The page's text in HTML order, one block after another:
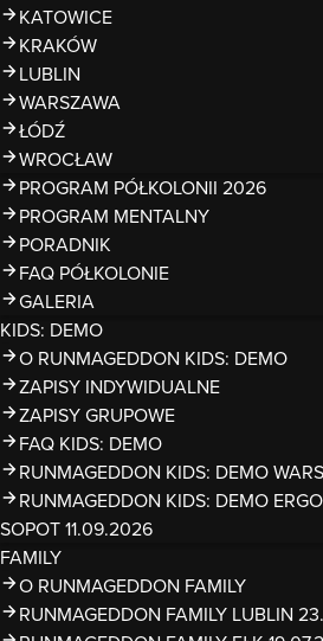
KATOWICE
KRAKÓW
LUBLIN
WARSZAWA
ŁÓDŹ
WROCŁAW
PROGRAM PÓŁKOLONII 2026
PROGRAM MENTALNY
PORADNIK
FAQ PÓŁKOLONIE
GALERIA
KIDS: DEMO
O RUNMAGEDDON KIDS: DEMO
ZAPISY INDYWIDUALNE
ZAPISY GRUPOWE
FAQ KIDS: DEMO
RUNMAGEDDON KIDS: DEMO
RUNMAGEDDON KIDS: DEMO
SOPOT 11.09.2026
FAMILY
O RUNMAGEDDON FAMILY
RUNMAGEDDON FAMILY LUBLIN